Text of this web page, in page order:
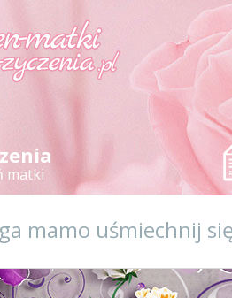
matki
mamo uśmiechnij